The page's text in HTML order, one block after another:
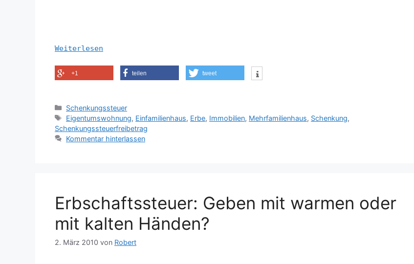
Weiterlesen
+1 teilen tweet
Kategorien
Schenkungssteuer
Schlagwörter
Eigentumswohnung, Einfamilienhaus, Erbe, Immobilien, Mehrfamilienhaus, Schenkung,
Schenkungssteuerfreibetrag
Kommentar hinterlassen
Erbschaftssteuer: Geben mit warmen oder
mit kalten Händen?
2. März 2010 von Robert